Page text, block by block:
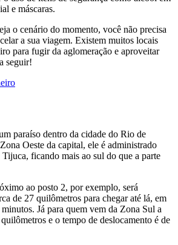
e máscaras.
o cenário do momento, você não precisa
a sua viagem. Existem muitos locais
para fugir da aglomeração e aproveitar
seguir!
paraíso dentro da cidade do Rio de
Oeste da capital, ele é administrado
ficando mais ao sul do que a parte
ao posto 2, por exemplo, será
de 27 quilômetros para chegar até lá, em
Já para quem vem da Zona Sul a
e o tempo de deslocamento é de